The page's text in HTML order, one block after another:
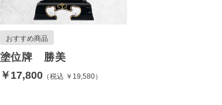
おすすめ商品
塗位牌 勝美
￥17,800
税込 ￥19,580